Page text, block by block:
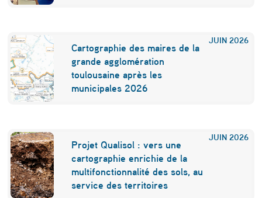
c
d
u
c
o
r
o
n
a
JUIN 2026
Cartographie des maires de la
grande agglomération
toulousaine après les
municipales 2026
JUIN 2026
Projet Qualisol : vers une
cartographie enrichie de la
multifonctionnalité des sols, au
service des territoires